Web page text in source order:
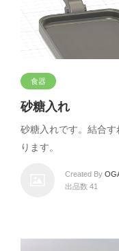
食器
砂糖入れ
砂糖入れです。結合
ります。
Created By
出品数 41